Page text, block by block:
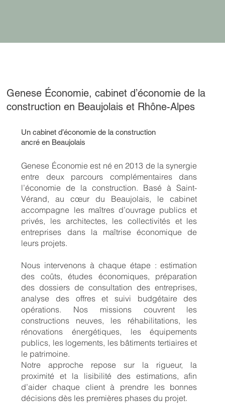
Genese Économie, cabinet d’économie de la
construction en Beaujolais et Rhône-Alpes
Un cabinet d’économie de la construction
ancré en Beaujolais
Genese Économie est né en 2013 de la synergie
entre deux parcours complémentaires dans
l’économie de la construction. Basé à Saint-
Vérand, au cœur du Beaujolais, le cabinet
accompagne les maîtres d’ouvrage publics et
privés, les architectes, les collectivités et les
entreprises dans la maîtrise économique de
leurs projets.
Nous intervenons à chaque étape : estimation
des coûts, études économiques, préparation
des dossiers de consultation des entreprises,
analyse des offres et suivi budgétaire des
opérations. Nos missions couvrent les
constructions neuves, les réhabilitations, les
rénovations énergétiques, les équipements
publics, les logements, les bâtiments tertiaires et
le patrimoine.
Notre approche repose sur la rigueur, la
proximité et la lisibilité des estimations, afin
d’aider chaque client à prendre les bonnes
décisions dès les premières phases du projet.